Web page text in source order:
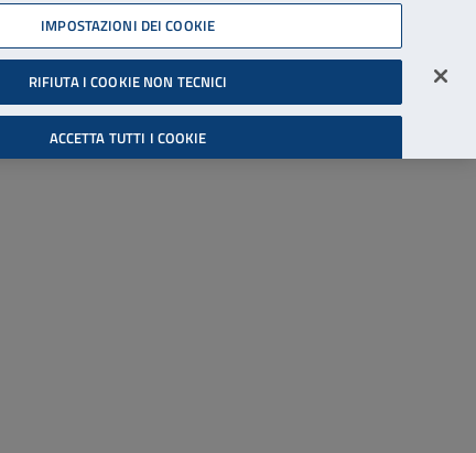
Accessibilità
Cerca
Accedi all'area riservata
IMPOSTAZIONI DEI COOKIE
RIFIUTA I COOKIE NON TECNICI
ACCETTA TUTTI I COOKIE